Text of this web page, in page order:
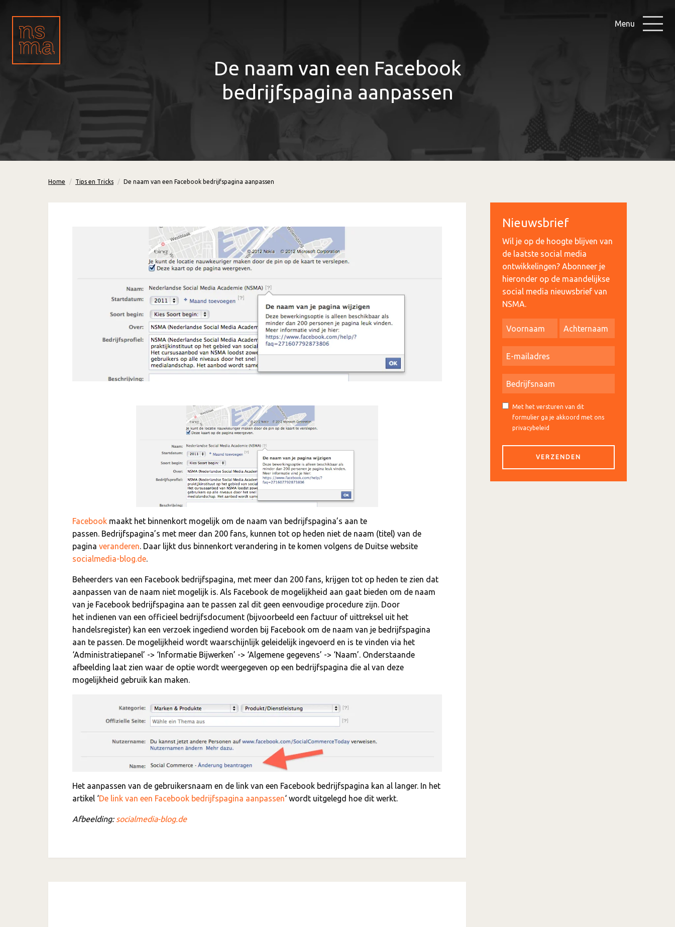
Menu
De naam van een Facebook
bedrijfspagina aanpassen
Home Tips en Tricks De naam van een Facebook bedrijfspagina aanpassen
Facebook maakt het binnenkort mogelijk om de naam van bedrijfspagina’s aan te
passen. Bedrijfspagina’s met meer dan 200 fans, kunnen tot op heden niet de naam (titel) van de
pagina veranderen. Daar lijkt dus binnenkort verandering in te komen volgens de Duitse website
socialmedia-blog.de.
Beheerders van een Facebook bedrijfspagina, met meer dan 200 fans, krijgen tot op heden te zien dat
aanpassen van de naam niet mogelijk is. Als Facebook de mogelijkheid aan gaat bieden om de naam
van je Facebook bedrijfspagina aan te passen zal dit geen eenvoudige procedure zijn. Door
het indienen van een officieel bedrijfsdocument (bijvoorbeeld een factuur of uittreksel uit het
handelsregister) kan een verzoek ingediend worden bij Facebook om de naam van je bedrijfspagina
aan te passen. De mogelijkheid wordt waarschijnlijk geleidelijk ingevoerd en is te vinden via het
‘Administratiepanel’ -> ‘Informatie Bijwerken’ -> ‘Algemene gegevens’ -> ‘Naam’. Onderstaande
afbeelding laat zien waar de optie wordt weergegeven op een bedrijfspagina die al van deze
mogelijkheid gebruik kan maken.
Het aanpassen van de gebruikersnaam en de link van een Facebook bedrijfspagina kan al langer. In het
artikel ‘De link van een Facebook bedrijfspagina aanpassen‘ wordt uitgelegd hoe dit werkt.
Afbeelding: socialmedia-blog.de
Nieuwsbrief
Wil je op de hoogte blijven van
de laatste social media
ontwikkelingen? Abonneer je
hieronder op de maandelijkse
social media nieuwsbrief van
NSMA.
Met het versturen van dit
formulier ga je akkoord met ons
privacybeleid